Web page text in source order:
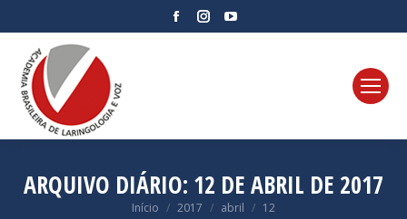
FacebookInstagram
ARQUIVO DIÁRIO: 12 DE ABRIL DE 2017
Você está aqui:
Início 2017 abril 12